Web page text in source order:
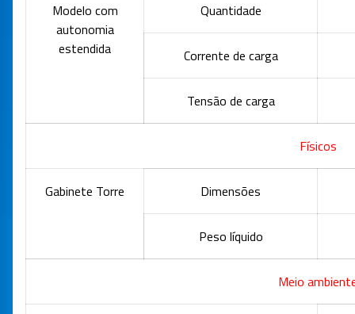
Modelo com
autonomia
estendida
Quantidade
Corrente de carga
Tensão de carga
Físicos
Gabinete Torre Dimensões
Peso líquido
Meio